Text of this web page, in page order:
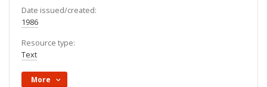
Date issued/created:
1986
Resource type:
Text
More